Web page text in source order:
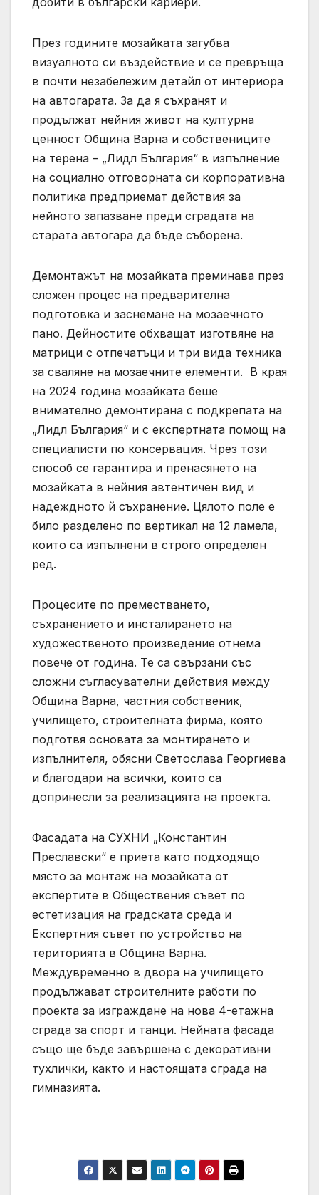
През годините мозайката загубва
визуалното си въздействие и се превръща
в почти незабележим детайл от интериора
на автогарата. За да я съхранят и
продължат нейния живот на културна
ценност Община Варна и собствениците
на терена – „Лидл България“ в изпълнение
на социално отговорната си корпоративна
политика предприемат действия за
нейното запазване преди сградата на
старата автогара да бъде съборена.
Демонтажът на мозайката преминава през
сложен процес на предварителна
подготовка и заснемане на мозаечното
пано. Дейностите обхващат изготвяне на
матрици с отпечатъци и три вида техника
за сваляне на мозаечните елементи. В края
на 2024 година мозайката беше
внимателно демонтирана с подкрепата на
„Лидл България“ и с експертната помощ на
специалисти по консервация. Чрез този
способ се гарантира и пренасянето на
мозайката в нейния автентичен вид и
надеждното й съхранение. Цялото поле е
било разделено по вертикал на 12 ламела,
които са изпълнени в строго определен
ред.
Процесите по преместването,
съхранението и инсталирането на
художественото произведение отнема
повече от година. Те са свързани със
сложни съгласувателни действия между
Община Варна, частния собственик,
училището, строителната фирма, която
подготвя основата за монтирането и
изпълнителя, обясни Светослава Георгиева
и благодари на всички, които са
допринесли за реализацията на проекта.
Фасадата на СУХНИ „Константин
Преславски“ е приета като подходящо
място за монтаж на мозайката от
експертите в Обществения съвет по
естетизация на градската среда и
Експертния съвет по устройство на
територията в Община Варна.
Междувременно в двора на училището
продължават строителните работи по
проекта за изграждане на нова 4-етажна
сграда за спорт и танци. Нейната фасада
също ще бъде завършена с декоративни
тухлички, както и настоящата сграда на
гимназията.